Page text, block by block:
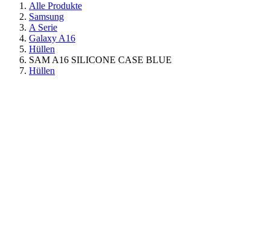
Alle Produkte
Samsung
A Serie
Galaxy A16
Hüllen
SAM A16 SILICONE CASE BLUE
Hüllen